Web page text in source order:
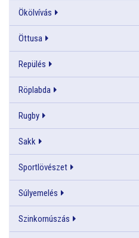
Ökölvívás
Öttusa
Repülés
Röplabda
Rugby
Sakk
Sportlövészet
Súlyemelés
Szinkornúszás